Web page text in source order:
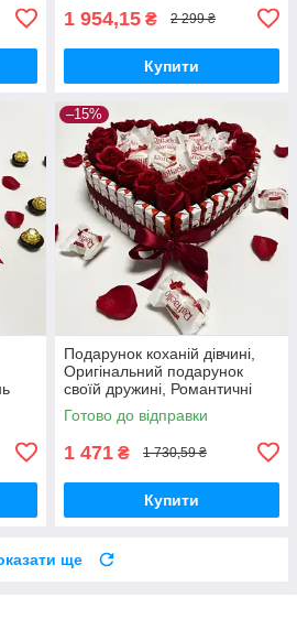
1 954,15 ₴ 2 299 ₴
Купити
–15%
Подарунок коханій дівчині,
Оригінальний подарунок
своїй дружині, Романтичні
подарунки дівчині, Солодкі
подарункові бокси
Готово до відправки
1 471 ₴ 1 730,59 ₴
Купити
ще